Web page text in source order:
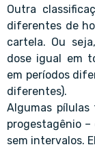
Outra
diferentes de
cartela. Ou
dose igual em
em períodos
diferentes).
Algumas
progestagênio
sem intervalos.